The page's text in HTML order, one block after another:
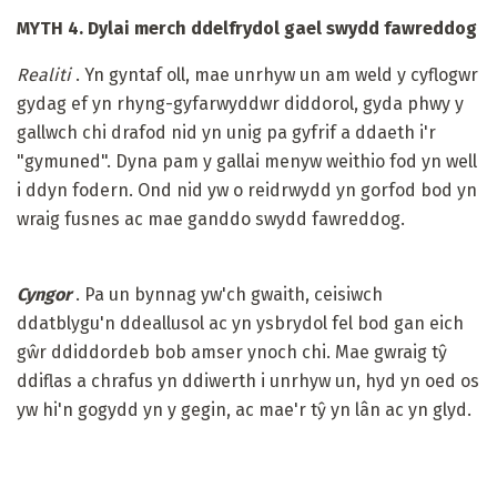
MYTH 4. Dylai merch ddelfrydol gael swydd fawreddog
Realiti. Yn gyntaf oll, mae unrhyw un am weld y cyflogwr
gydag ef yn rhyng-gyfarwyddwr diddorol, gyda phwy y
gallwch chi drafod nid yn unig pa gyfrif a ddaeth i'r
"gymuned". Dyna pam y gallai menyw weithio fod yn well
i ddyn fodern. Ond nid yw o reidrwydd yn gorfod bod yn
wraig fusnes ac mae ganddo swydd fawreddog.
Cyngor. Pa un bynnag yw'ch gwaith, ceisiwch
ddatblygu'n ddeallusol ac yn ysbrydol fel bod gan eich
gŵr ddiddordeb bob amser ynoch chi. Mae gwraig tŷ
ddiflas a chrafus yn ddiwerth i unrhyw un, hyd yn oed os
yw hi'n gogydd yn y gegin, ac mae'r tŷ yn lân ac yn glyd.